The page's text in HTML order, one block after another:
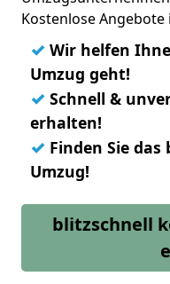
Kostenlose Angebote
✓ Wir helfen
Umzug geht!
✓ Schnell &
erhalten!
✓ Finden Sie
Umzug!
blitzschnell